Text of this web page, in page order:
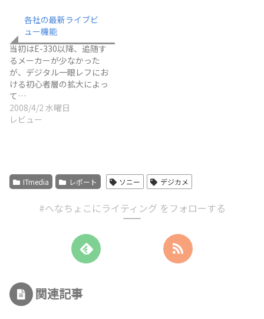
各社の最新ライブビ
ュー機能
当初はE-330以降、追随す
るメーカーが少なかった
が、デジタル一眼レフにお
ける初心者層の拡大によっ
て…
2008/4/2 水曜日
レビュー
ITmedia レポート ソニー デジカメ
#へなちょこにライティング をフォローする
関連記事